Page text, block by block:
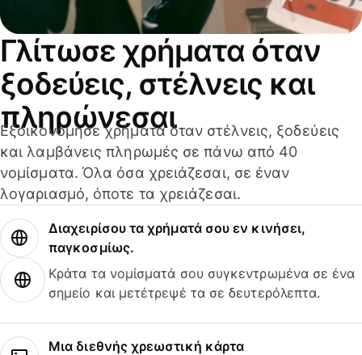
Γλίτωσε χρήματα όταν
ξοδεύεις, στέλνεις και
πληρώνεσαι
Εξοικονόμησε χρήματα όταν στέλνεις, ξοδεύεις
και λαμβάνεις πληρωμές σε πάνω από 40
νομίσματα. Όλα όσα χρειάζεσαι, σε έναν
λογαριασμό, όποτε τα χρειάζεσαι.
Διαχειρίσου τα χρήματά σου εν κινήσει,
παγκοσμίως.
Κράτα τα νομίσματά σου συγκεντρωμένα σε ένα
σημείο και μετέτρεψέ τα σε δευτερόλεπτα.
Μια διεθνής χρεωστική κάρτα